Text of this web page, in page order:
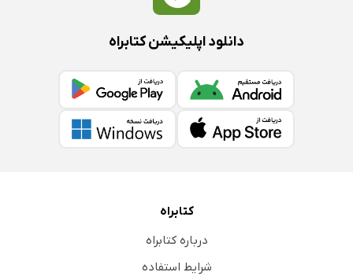
دانلود اپلیکیشن کتابراه
کتابراه
درباره کتابراه
شرایط استفاده